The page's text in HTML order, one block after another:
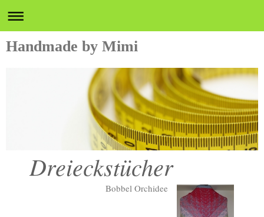
Handmade by Mimi
Dreieckstücher
Bobbel Orchidee